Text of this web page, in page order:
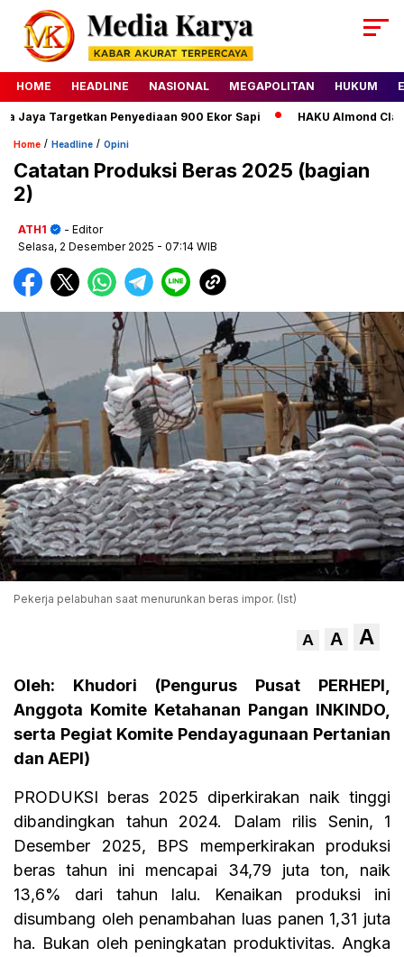
HOME HEADLINE NASIONAL MEGAPOLITAN HUKUM
Targetkan Penyediaan 900 Ekor Sapi HAKU Almond Classic
Home / Headline / Opini
Catatan Produksi Beras 2025 (bagian
2)
ATH1
- Editor
Selasa, 2 Desember 2025 - 07:14 WIB
Pekerja pelabuhan saat menurunkan beras impor. (Ist)
A A A
Oleh: Khudori (Pengurus Pusat PERHEPI,
Anggota Komite Ketahanan Pangan INKINDO,
serta Pegiat Komite Pendayagunaan Pertanian
dan AEPI)
PRODUKSI beras 2025 diperkirakan naik tinggi
dibandingkan tahun 2024. Dalam rilis Senin, 1
Desember 2025, BPS memperkirakan produksi
beras tahun ini mencapai 34,79 juta ton, naik
13,6% dari tahun lalu. Kenaikan produksi ini
disumbang oleh penambahan luas panen 1,31 juta
ha. Bukan oleh peningkatan produktivitas. Angka